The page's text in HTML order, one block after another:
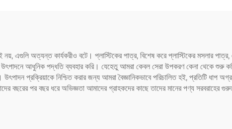
এগুলি অত্যন্ত কার্যকরীও বটে। প্লাস্টিকের পাত্র, বিশেষ করে প্লাস্টিকের মসলার
উৎপাদনে আধুনিক পদ্ধতি ব্যবহার করি। যেহেতু আমরা কেবল সেরা উপকরণ কেনা থেকে শুরু
উৎপাদন প্রক্রিয়াকে নিশ্চিত করার জন্য আমরা বৈজ্ঞানিকভাবে পরিচালিত হই, প্রতিটি
বছরের পর বছর ধরে অভিজ্ঞতা আমাদের গ্রাহকদের কাছে তাদের মানের পণ্য সরবরাহের